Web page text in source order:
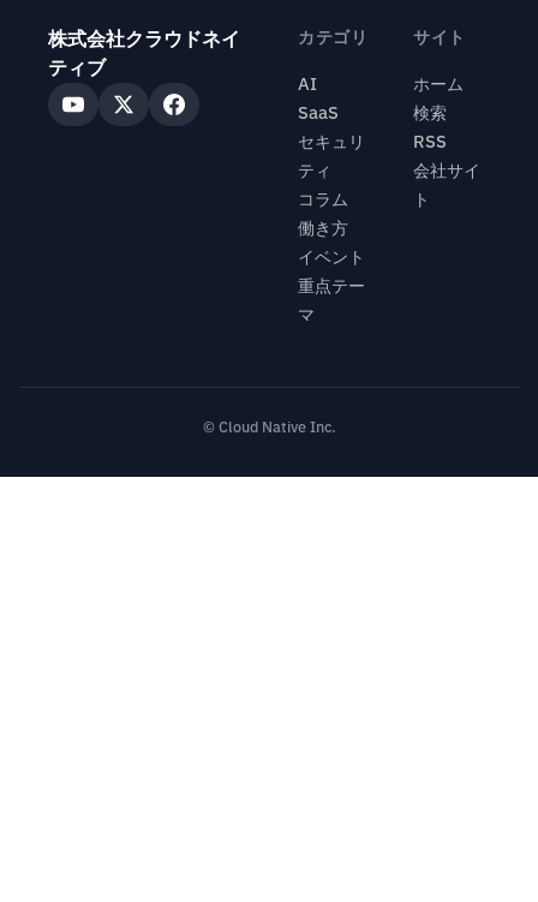
株式会社クラウドネイ
ティブ
カテゴリ
AI
SaaS
セキュリ
ティ
コラム
働き方
イベント
重点テー
マ
サイト
ホーム
検索
RSS
会社サイ
ト
© Cloud Native Inc.